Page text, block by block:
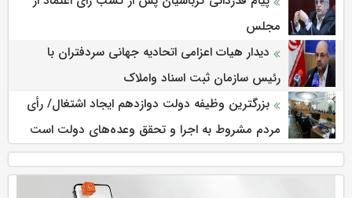
مجلس
دیدار هیات اعزامی اتحادیه جهانی سردفتران با
رئیس سازمان ثبت اسناد واملاک
بزرگترین وظیفه دولت دوازدهم ایجاد اشتغال/ رأی
مردم مشروط به اجرا و تحقق وعده‌های دولت است